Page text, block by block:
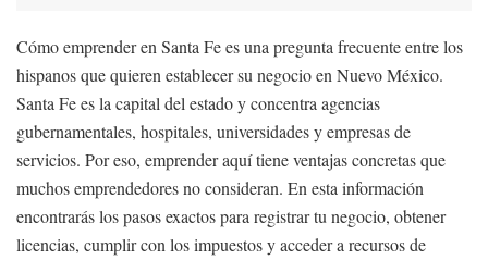
Cómo emprender en Santa Fe es una pregunta frecuente entre los
hispanos que quieren establecer su negocio en Nuevo México.
Santa Fe es la capital del estado y concentra agencias
gubernamentales, hospitales, universidades y empresas de
servicios. Por eso, emprender aquí tiene ventajas concretas que
muchos emprendedores no consideran. En esta información
encontrarás los pasos exactos para registrar tu negocio, obtener
licencias, cumplir con los impuestos y acceder a recursos de